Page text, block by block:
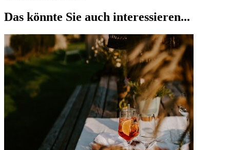
Das könnte Sie auch interessieren...